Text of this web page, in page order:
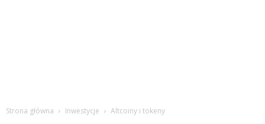
Strona główna Inwestycje Altcoiny i tokeny